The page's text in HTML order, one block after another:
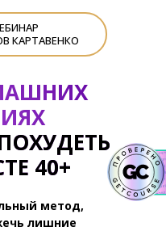
КАРТАВЕНКО
40+
метод,
лишние